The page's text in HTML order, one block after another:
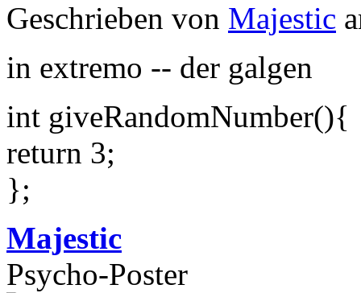
Geschrieben von Majestic
in extremo -- der galgen
int giveRandomNumber(){
return 3;
};
Majestic
Psycho-Poster